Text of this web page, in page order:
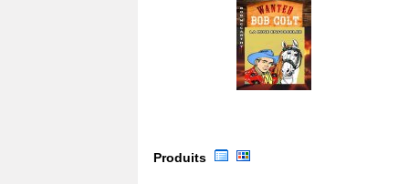
Produits